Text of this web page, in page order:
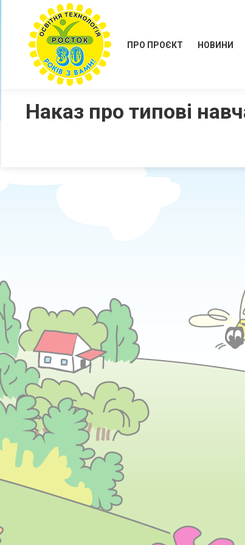
ПРО ПРОЄКТ НОВИНИ
Наказ про типові